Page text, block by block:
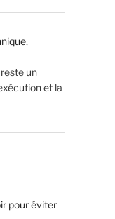
un
et la
pour éviter